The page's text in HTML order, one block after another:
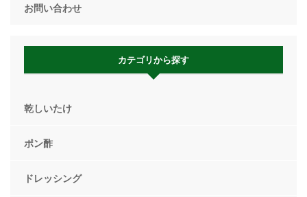
お問い合わせ
カテゴリから探す
乾しいたけ
ポン酢
ドレッシング